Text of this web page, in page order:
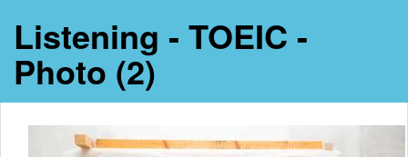
Listening - TOEIC -
Photo (2)